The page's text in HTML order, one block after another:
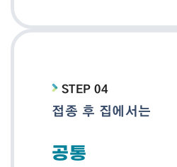
STEP 04
접종 후 집에서는
공통